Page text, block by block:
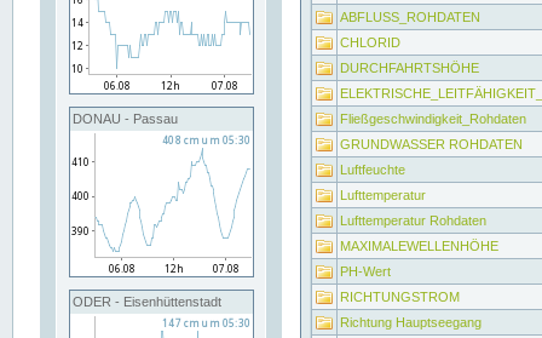
DONAU - Passau
ODER - Eisenhüttenstadt
ABFLUSS_ROHDATEN
CHLORID
DURCHFAHRTSHÖHE
Fließgeschwindigkeit_Rohdaten
GRUNDWASSER ROHDATEN
Luftfeuchte
Lufttemperatur
Lufttemperatur Rohdaten
MAXIMALEWELLENHÖHE
PH-Wert
RICHTUNGSTROM
Richtung Hauptseegang